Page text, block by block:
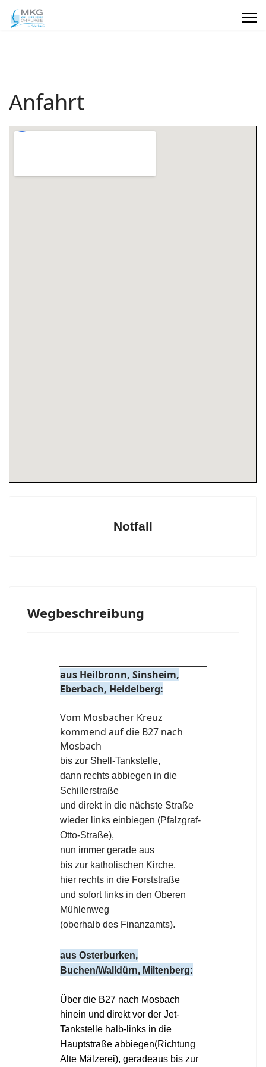
Anfahrt
Notfall
Wegbeschreibung
aus Heilbronn, Sinsheim,
Eberbach, Heidelberg:
Vom Mosbacher Kreuz
kommend auf die B27 nach
Mosbach
bis zur Shell-Tankstelle,
dann rechts abbiegen in die
Schillerstraße
und direkt in die nächste Straße
wieder links einbiegen (Pfalzgraf-
Otto-Straße),
nun immer gerade aus
bis zur katholischen Kirche,
hier rechts in die Forststraße
und sofort links in den Oberen
Mühlenweg
(oberhalb des Finanzamts).
aus Osterburken,
Buchen/Walldürn, Miltenberg:
Über die B27 nach Mosbach
hinein und direkt vor der Jet-
Tankstelle halb-links in die
Hauptstraße abbiegen(Richtung
Alte Mälzerei), geradeaus bis zur